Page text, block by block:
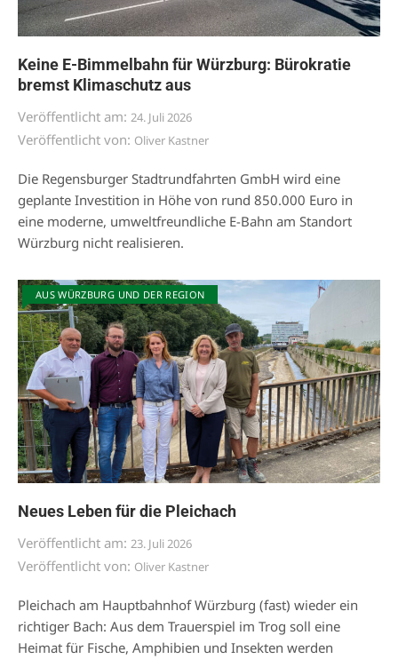
Keine E-Bimmelbahn für Würzburg: Bürokratie
bremst Klimaschutz aus
Veröffentlicht am: 24. Juli 2026
Veröffentlicht von: Oliver Kastner
Die Regensburger Stadtrundfahrten GmbH wird eine
geplante Investition in Höhe von rund 850.000 Euro in
eine moderne, umweltfreundliche E-Bahn am Standort
Würzburg nicht realisieren.
AUS WÜRZBURG UND DER REGION
Neues Leben für die Pleichach
Veröffentlicht am: 23. Juli 2026
Veröffentlicht von: Oliver Kastner
Pleichach am Hauptbahnhof Würzburg (fast) wieder ein
richtiger Bach: Aus dem Trauerspiel im Trog soll eine
Heimat für Fische, Amphibien und Insekten werden